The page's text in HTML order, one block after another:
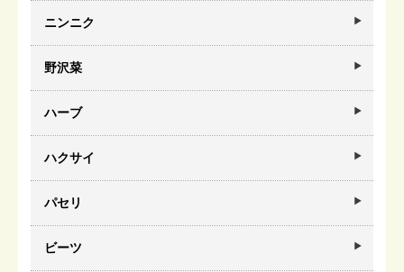
ニンニク
野沢菜
ハーブ
ハクサイ
パセリ
ビーツ